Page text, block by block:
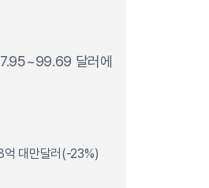
달러에
대만달러(-23%)